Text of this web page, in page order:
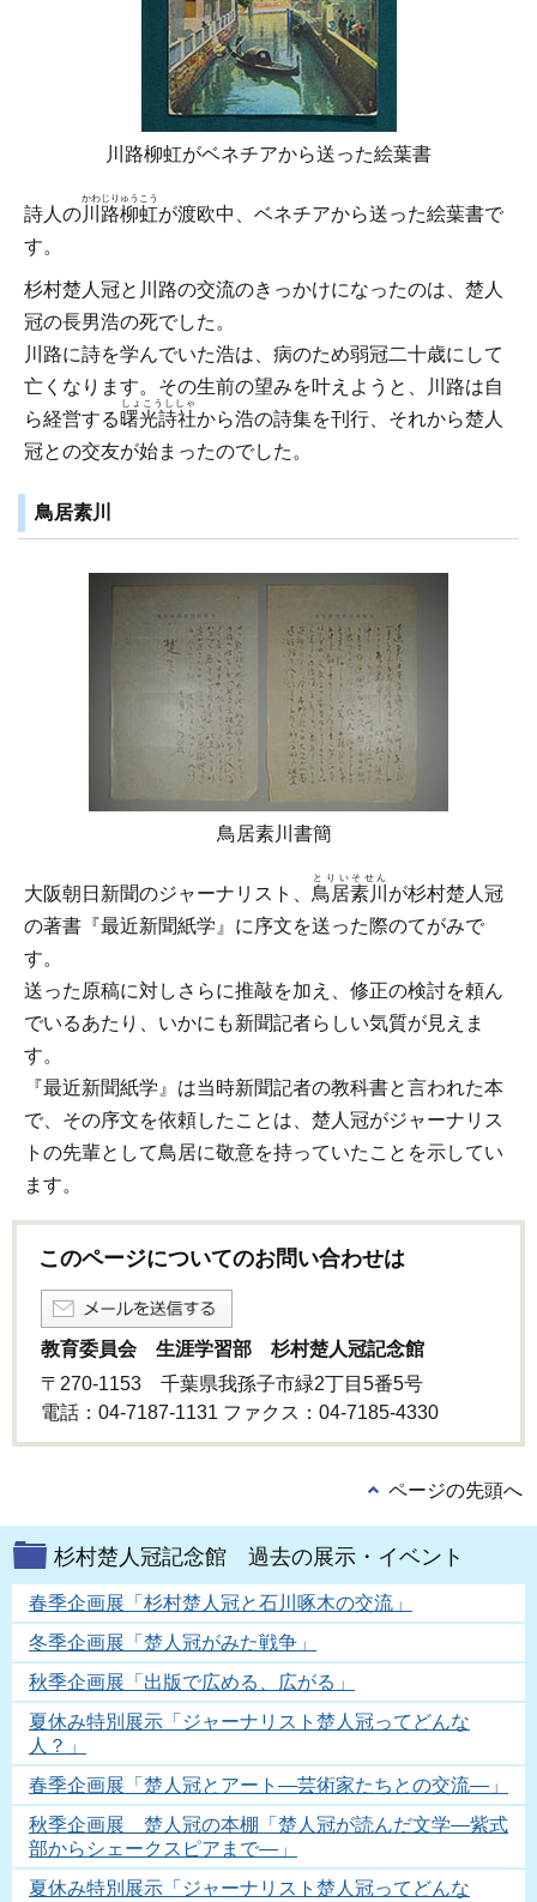
川路柳虹がベネチアから送った絵葉書
詩人の川路柳虹
かわじりゅうこう
が渡欧中、ベネチアから送った絵葉書で
す。
杉村楚人冠と川路の交流のきっかけになったのは、楚人
冠の長男浩の死でした。
川路に詩を学んでいた浩は、病のため弱冠二十歳にして
亡くなります。その生前の望みを叶えようと、川路は自
ら経営する曙光詩社
しょこうししゃ
から浩の詩集を刊行、それから楚人
冠との交友が始まったのでした。
鳥居素川
鳥居素川書簡
大阪朝日新聞のジャーナリスト、 鳥居素川
とりいそせん
が杉村楚人冠
の著書『最近新聞紙学』に序文を送った際のてがみで
す。
送った原稿に対しさらに推敲を加え、修正の検討を頼ん
でいるあたり、いかにも新聞記者らしい気質が見えま
す。
『最近新聞紙学』は当時新聞記者の教科書と言われた本
で、その序文を依頼したことは、楚人冠がジャーナリス
トの先輩として鳥居に敬意を持っていたことを示してい
ます。
このページについてのお問い合わせは
教育委員会 生涯学習部 杉村楚人冠記念館
〒270-1153 千葉県我孫子市緑2丁目5番5号
電話：04-7187-1131 ファクス：04-7185-4330
ページの先頭へ
杉村楚人冠記念館 過去の展示・イベント
春季企画展「杉村楚人冠と石川啄木の交流」
冬季企画展「楚人冠がみた戦争」
秋季企画展「出版で広める、広がる」
夏休み特別展示「ジャーナリスト楚人冠ってどんな
人？」
春季企画展「楚人冠とアート―芸術家たちとの交流―」
秋季企画展 楚人冠の本棚「楚人冠が読んだ文学―紫式
部からシェークスピアまで―」
夏休み特別展示「ジャーナリスト楚人冠ってどんな